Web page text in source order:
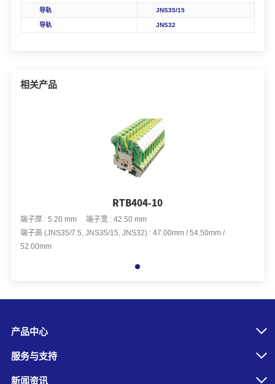
相关产品
RTB404-10
端子厚 : 5.20 mm 端子宽 : 42.50 mm
端子高 (JNS35/7.5, JNS35/15, JNS32) : 47.00mm / 54.50mm /
52.00mm
导轨 JNS35/15
导轨 JNS32
产品中心
服务与支持
新闻资讯